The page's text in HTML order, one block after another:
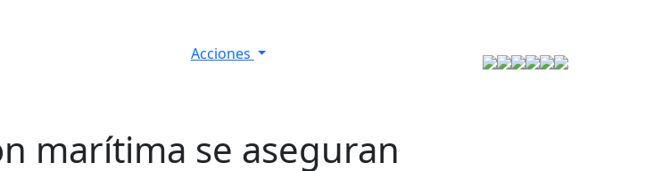
Acciones
marítima se aseguran